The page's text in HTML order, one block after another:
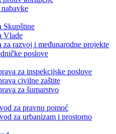
Skupštine
Vlade
za razvoj i međunarodne projekte
poslove
za inspekcijske poslove
civilne zaštite
za šumarstvo
za pravnu pomoć
za urbanizam i prostorno